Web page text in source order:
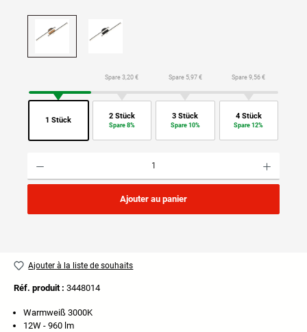
1 Stück
Spare 3,20 €
2 Stück
Spare 8%
Spare 5,97 €
3 Stück
Spare 10%
Spare 9,56 €
4 Stück
Spare 12%
Ajouter au panier
Ajouter à la liste de souhaits
Réf. produit : 3448014
Warmweiß 3000K
12W - 960 lm